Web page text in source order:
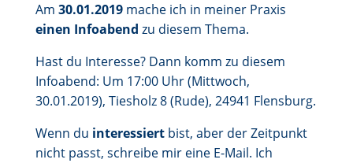
Am 30.01.2019mache ich in meiner Praxis
einen Infoabend zu diesem Thema.
Hast du Interesse? Dann komm zu diesem
Infoabend: Um 17:00 Uhr (Mittwoch,
30.01.2019), Tiesholz 8 (Rude), 24941 Flensburg.
Wenn du interessiert bist, aber der Zeitpunkt
nicht passt, schreibe mir eine E-Mail. Ich